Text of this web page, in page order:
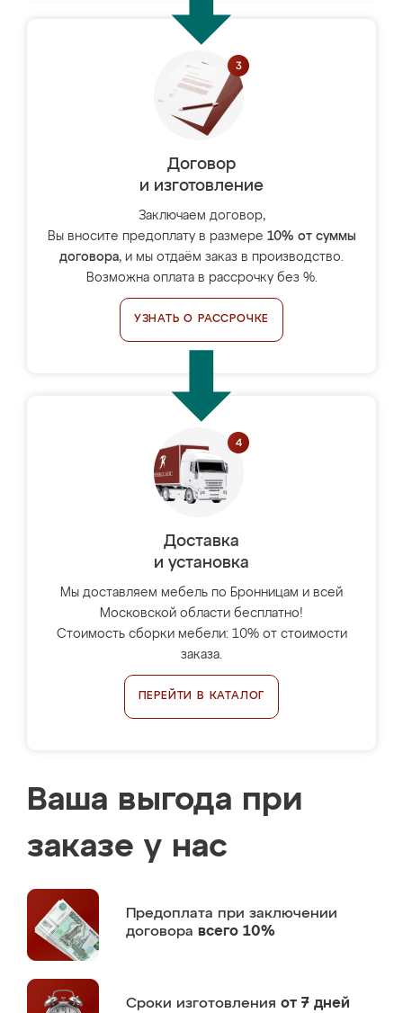
Договор
и изготовление
Заключаем договор,
Вы вносите предоплату в размере 10% от суммы
договора, и мы отдаём заказ в производство.
Возможна оплата в рассрочку без %.
УЗНАТЬ О РАССРОЧКЕ
Доставка
и установка
Мы доставляем мебель по Бронницам и всей
Московской области бесплатно!
Стоимость сборки мебели: 10% от стоимости
заказа.
ПЕРЕЙТИ В КАТАЛОГ
Ваша выгода при
заказе у нас
Предоплата при заключении
договора всего 10%
Сроки изготовления от 7 дней